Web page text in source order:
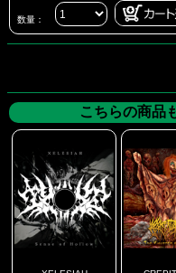
数量：
こちらの商品